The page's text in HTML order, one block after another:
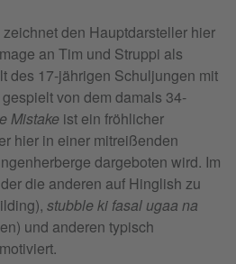
den Hauptdarsteller hier
an Tim und Struppi als
des 17-jährigen Schuljungen mit
von dem damals 34-
Mistake ist ein fröhlicher
hier in einer mitreißenden
dargeboten wird. Im
die anderen auf Hinglish zu
stubble ki fasal ugaa na
und anderen typisch